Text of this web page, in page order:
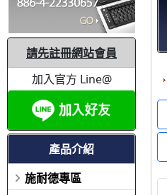
請先註冊網站會員
加入官方 Line@
產品介紹
施耐德專區